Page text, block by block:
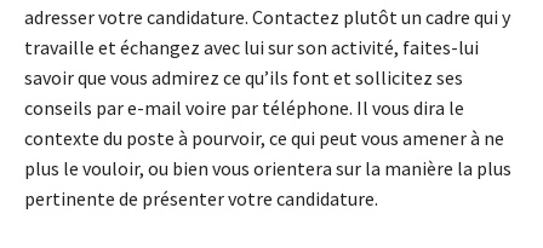
adresser votre candidature. Contactez plutôt un cadre qui y
travaille et échangez avec lui sur son activité, faites-lui
savoir que vous admirez ce qu’ils font et sollicitez ses
conseils par e-mail voire par téléphone. Il vous dira le
contexte du poste à pourvoir, ce qui peut vous amener à ne
plus le vouloir, ou bien vous orientera sur la manière la plus
pertinente de présenter votre candidature.